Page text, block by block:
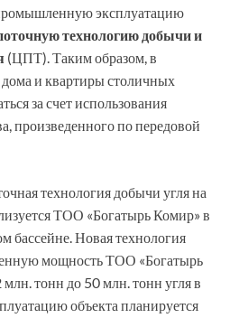
эксплуатацию
технологию добычи и
(ЦПТ). Таким образом, в
и квартиры столичных
за счет использования
произведенного по передовой
технология добычи угля на
ТОО «Богатырь Комир» в
бассейне. Новая технология
мощность ТОО «Богатырь
тонн до 50 млн. тонн угля в
объекта планируется